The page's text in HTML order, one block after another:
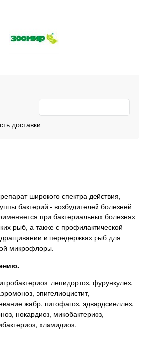
доставки
широкого спектра действия,
бактерий - возбудителей болезней
при бактериальных болезнях
рыб, а также с профилактической
и передержках рыб для
микрофлоры.
лепидортоз, фурункулез,
эпителиоцистит,
жабр, цитофагоз, эдвардсиеллез,
нокардиоз, микобактериоз,
хламидиоз.